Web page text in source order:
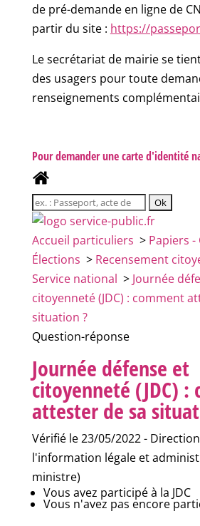
de pré-demande en ligne de
partir du site : https://
Le secrétariat de mairie se
des usagers pour toute
renseignements
Pour demander une carte d'identité
Accueil particuliers > Papiers
Élections > Recensement
Service national > Journée
citoyenneté (JDC) : comment
situation ?
Question-réponse
Journée défense et
citoyenneté (JDC) :
attester de sa
Vérifié le 23/05/2022 -
l'information légale et
ministre)
Vous avez participé à la JDC
Vous n'avez pas encore